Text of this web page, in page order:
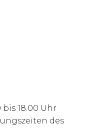
18.00 Uhr
des